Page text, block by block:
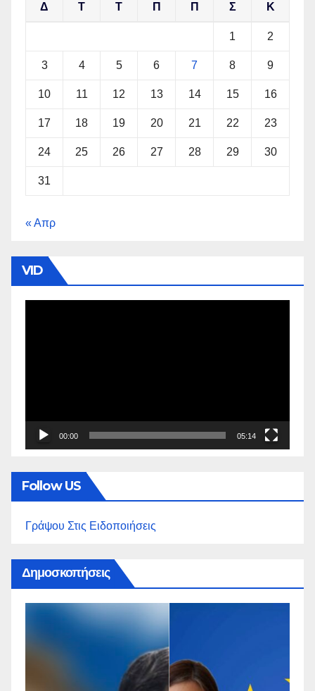
Δ Τ Τ Π Π Σ Κ
1 2
3 4 5 6 7 8 9
10 11 12 13 14 15 16
17 18 19 20 21 22 23
24 25 26 27 28 29 30
31
« Απρ
VID
00:00 05:14
Follow US
Γράψου Στις Ειδοποιήσεις
Δημοσκοπήσεις